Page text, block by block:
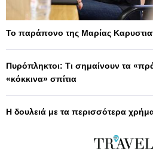
Το παράπονο της Μαρίας
Πυρόπληκτοι: Τι σημαίνουν τα
«κόκκινα» σπίτια
Η δουλειά με τα περισσότερα